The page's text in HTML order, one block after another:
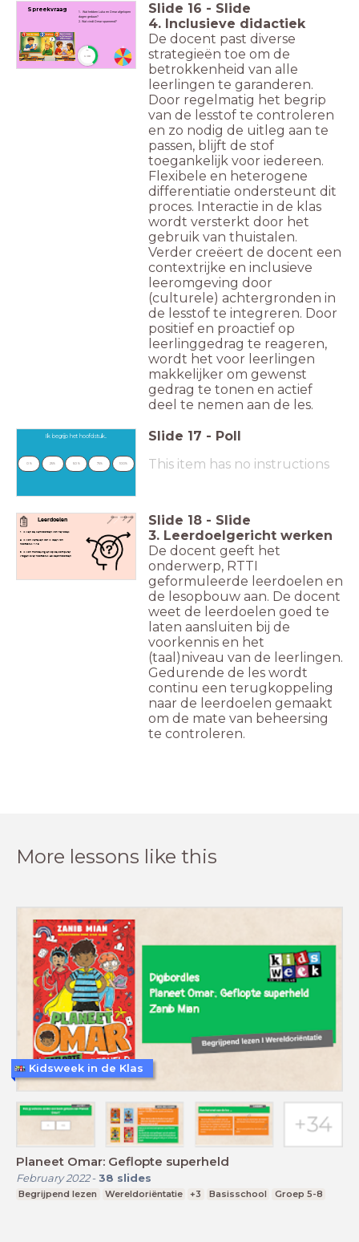
1. Wat hebben Luka en Omar afgelopen
dagen gedaan?
2. Wat vindt Omar spannend?
Spreekvraag
1:00
Slide 16 - Slide
4. Inclusieve didactiek
De docent past diverse
strategieën toe om de
betrokkenheid van alle
leerlingen te garanderen.
Door regelmatig het begrip
van de lesstof te controleren
en zo nodig de uitleg aan te
passen, blijft de stof
toegankelijk voor iedereen.
Flexibele en heterogene
differentiatie ondersteunt dit
proces. Interactie in de klas
wordt versterkt door het
gebruik van thuistalen.
Verder creëert de docent een
contextrijke en inclusieve
leeromgeving door
(culturele) achtergronden in
de lesstof te integreren. Door
positief en proactief op
leerlinggedrag te reageren,
wordt het voor leerlingen
makkelijker om gewenst
gedrag te tonen en actief
deel te nemen aan de les.
Ik begrijp het hoofdstuk..
0 % 25% 50 % 75% 100%
Slide 17 - Poll
This item has no instructions
Leerdoelen
1. Ik ken de kernwoorden van het boek.
2. Ik kan vertellen wat ik weet van
hoofdstuk 1/19
3. Ik kan mondeling en op de computer
vragen over hoofdstuk 20 beantwoorden.
Slide 18 - Slide
3. Leerdoelgericht werken
De docent geeft het
onderwerp, RTTI
geformuleerde leerdoelen en
de lesopbouw aan. De docent
weet de leerdoelen goed te
laten aansluiten bij de
voorkennis en het
(taal)niveau van de leerlingen.
Gedurende de les wordt
continu een terugkoppeling
naar de leerdoelen gemaakt
om de mate van beheersing
te controleren.
More lessons like this
Planeet Omar: Geflopte superheld
February 2022- 38 slides
Begrijpend lezen Wereldoriëntatie +3 Basisschool Groep 5-8
Kidsweek in de Klas